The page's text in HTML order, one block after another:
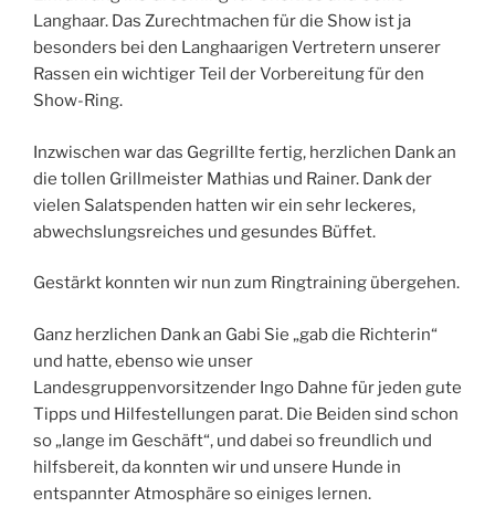
Langhaar. Das Zurechtmachen für die Show ist ja
besonders bei den Langhaarigen Vertretern unserer
Rassen ein wichtiger Teil der Vorbereitung für den
Show-Ring.
Inzwischen war das Gegrillte fertig, herzlichen Dank an
die tollen Grillmeister Mathias und Rainer. Dank der
vielen Salatspenden hatten wir ein sehr leckeres,
abwechslungsreiches und gesundes Büffet.
Gestärkt konnten wir nun zum Ringtraining übergehen.
Ganz herzlichen Dank an Gabi Sie „gab die Richterin“
und hatte, ebenso wie unser
Landesgruppenvorsitzender Ingo Dahne für jeden gute
Tipps und Hilfestellungen parat. Die Beiden sind schon
so „lange im Geschäft“, und dabei so freundlich und
hilfsbereit, da konnten wir und unsere Hunde in
entspannter Atmosphäre so einiges lernen.